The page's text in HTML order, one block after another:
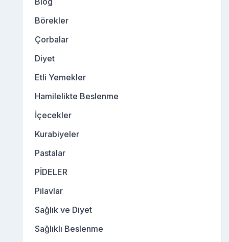
Börekler
Çorbalar
Diyet
Etli Yemekler
Hamilelikte Beslenme
İçecekler
Kurabiyeler
Pastalar
PİDELER
Pilavlar
Sağlık ve Diyet
Sağlıklı Beslenme